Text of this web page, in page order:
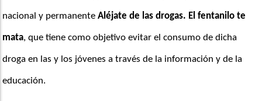
nacional y permanente Aléjate de las drogas. El fentanilo te
mata, que tiene como objetivo evitar el consumo de dicha
droga en las y los jóvenes a través de la información y de la
educación.